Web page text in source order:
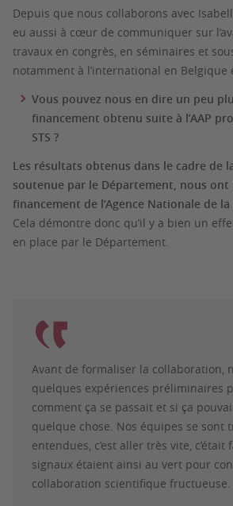
Depuis que nous collaborons avec
eu aussi à cœur de communiquer sur
travaux en congrès, en séminaires et
notamment à l’international en Belgique
Vous pouvez nous en dire un peu
financement obtenu suite à l’AAP
STS ?
Les résultats obtenus dans le cadre de
soutenue par le Département, nous ont
financement de l’Agence Nationale de la
Cela démontre donc qu’il y a bien un
en place par le Département.
Avant de formaliser la collaboration,
quelques expériences préliminaires
comment ça se passait et si ça
quelque chose. Nos équipes se sont
entendues, c’est aller très vite, c’était
signaux étaient ainsi au vert pour
collaboration scientifique fructueuse.